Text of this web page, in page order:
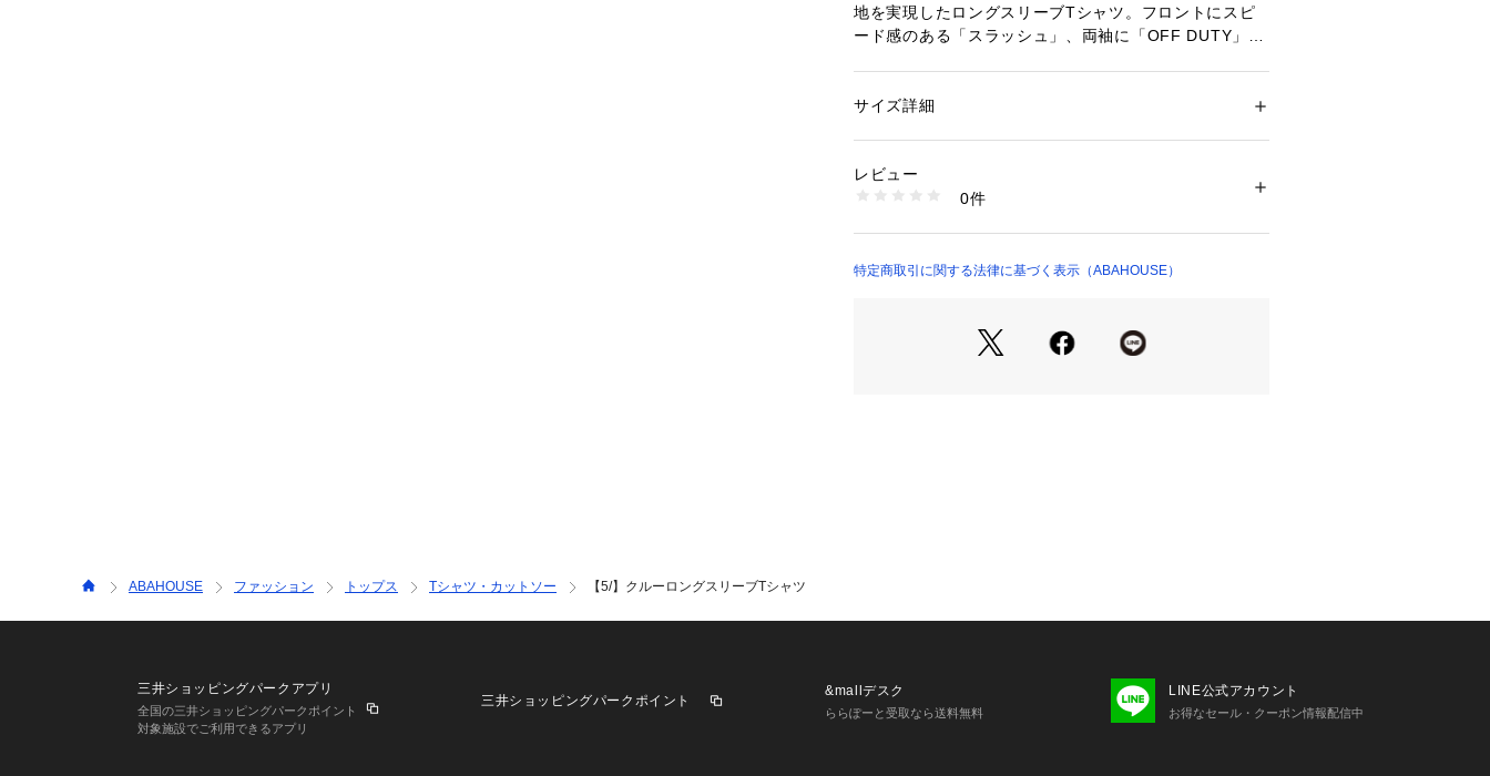
地を実現したロングスリーブTシャツ。フロントにスピ
ード感のある「スラッシュ」、両袖に「OFF DUTY」を
性別：メンズ
洗濯：洗濯機可
※詳しい洗濯方法については、商品の品質表示タグをご覧くださ
商品番号：1096700004000 （モール）
サイズ詳細
レビュー
0件
特定商取引に関する法律に基づく表示（ABAHOUSE）
ABAHOUSE ファッション トップス Tシャツ・カットソー 【5/】クルーロングスリーブTシャツ
三井ショッピングパークアプリ
全国の三井ショッピングパークポイント
対象施設でご利用できるアプリ
三井ショッピングパークポイント
&mallデスク
ららぽーと受取なら送料無料
LINE公式アカウント
お得なセール・クーポン情報配信中